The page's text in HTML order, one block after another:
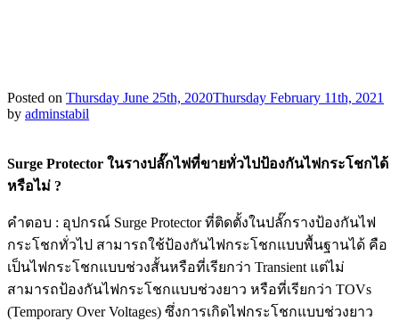
Posted on Thursday June 25th, 2020Thursday February 11th, 2021
by adminstabil
Surge Protector ในรางปลั๊กไฟที่ขายทั่วไปป้องกันไฟกระโชกได้
หรือไม่ ?
คำตอบ : อุปกรณ์ Surge Protector ที่ติดตั้งในปลั๊กรางป้องกันไฟ
กระโชกทั่วไป สามารถใช้ป้องกันไฟกระโชกแบบพื้นฐานได้ คือ
เป็นไฟกระโชกแบบช่วงสั้นหรือที่เรียกว่า Transient แต่ไม่
สามารถป้องกันไฟกระโชกแบบช่วงยาว หรือที่เรียกว่า TOVs
(Temporary Over Voltages) ซึ่งการเกิดไฟกระโชกแบบช่วงยาว